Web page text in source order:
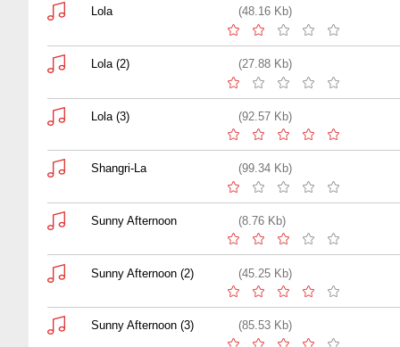
Lola (48.16 Kb)
Lola (2) (27.88 Kb)
Lola (3) (92.57 Kb)
Shangri-La (99.34 Kb)
Sunny Afternoon (8.76 Kb)
Sunny Afternoon (2) (45.25 Kb)
Sunny Afternoon (3) (85.53 Kb)